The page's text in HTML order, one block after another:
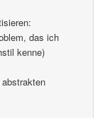
das ich
kenne)